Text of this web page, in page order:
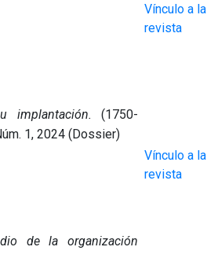
Vínculo a la
revista
implantación. (1750-
1, 2024 (Dossier)
Vínculo a la
revista
de la organización